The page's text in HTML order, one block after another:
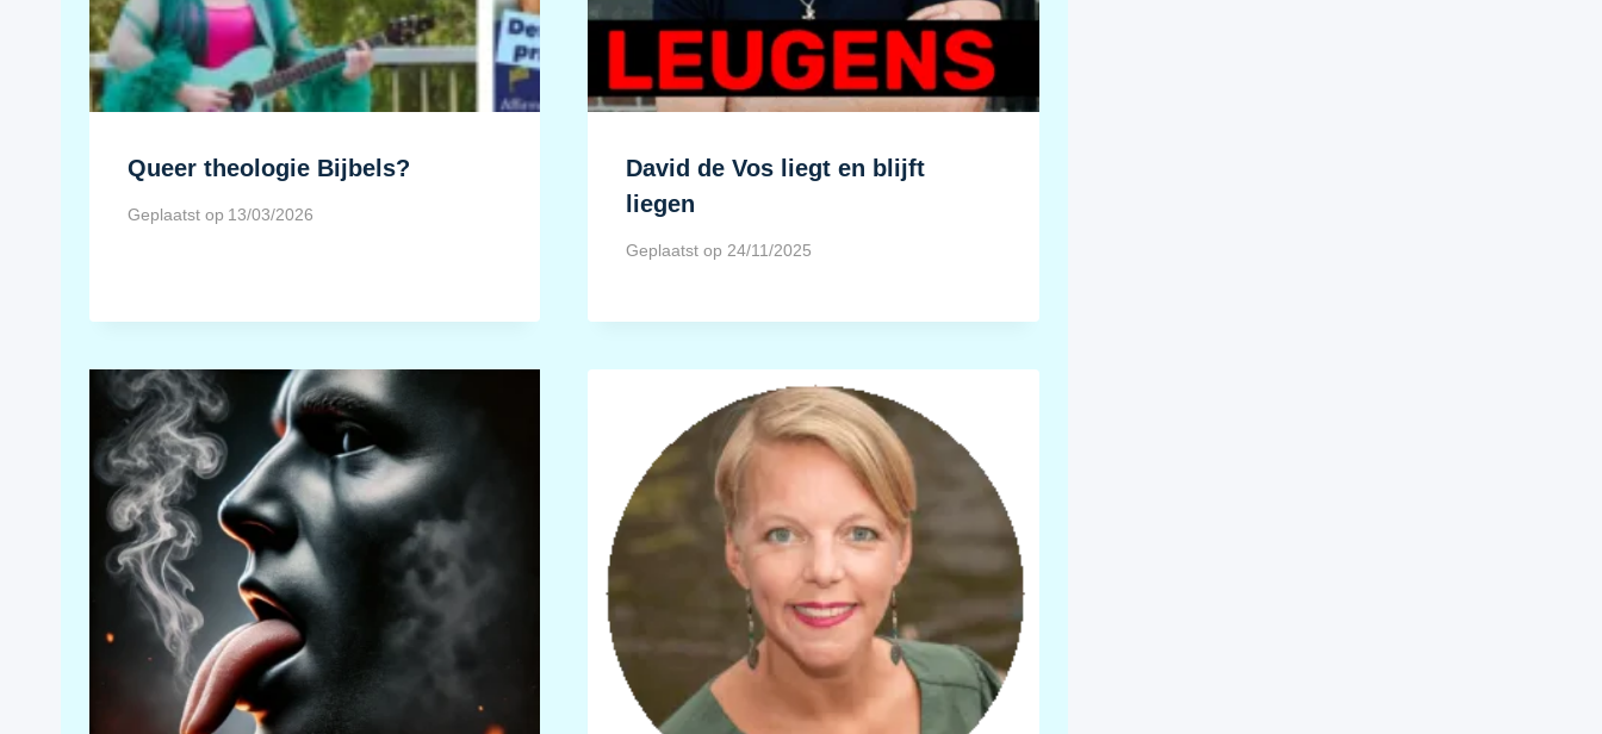
Queer theologie Bijbels?
Geplaatst op 13/03/2026
David de Vos liegt en blijft
liegen
Geplaatst op 24/11/2025